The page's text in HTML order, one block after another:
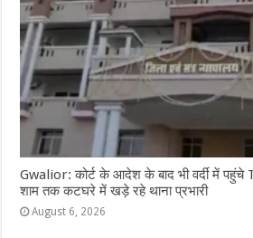
Gwalior: कोर्ट के आदेश के बाद भी वर्दी में
शाम तक कटघरे में खड़े रहे थाना प्रभारी
August 6, 2026